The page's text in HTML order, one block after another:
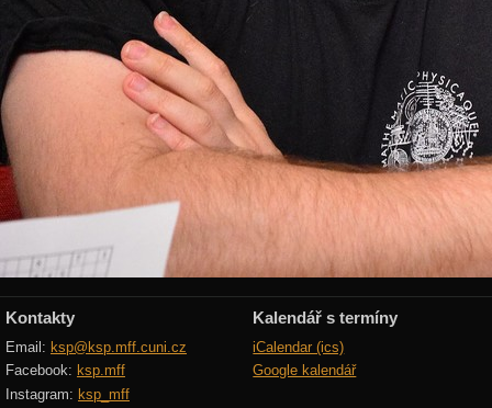
Kontakty
Email: ksp@ksp.mff.cuni.cz
Facebook: ksp.mff
Instagram: ksp_mff
Kalendář s termíny
iCalendar (ics)
Google kalendář